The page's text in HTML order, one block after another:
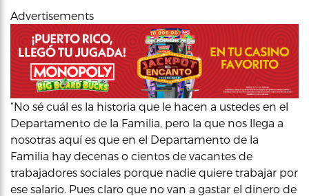
Advertisements
“No sé cuál es la historia que le hacen a ustedes en el
Departamento de la Familia, pero la que nos llega a
nosotras aquí es que en el Departamento de la
Familia hay decenas o cientos de vacantes de
trabajadores sociales porque nadie quiere trabajar por
ese salario. Pues claro que no van a gastar el dinero de